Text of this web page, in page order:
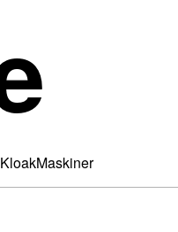
KloakMaskiner